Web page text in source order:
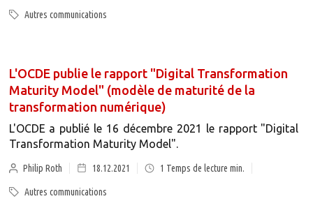
Autres communications
L'OCDE publie le rapport "Digital Transformation
Maturity Model" (modèle de maturité de la
transformation numérique)
L'OCDE a publié le 16 décembre 2021 le rapport "Digital
Transformation Maturity Model".
Philip Roth 18.12.2021 1 Temps de lecture min.
Autres communications